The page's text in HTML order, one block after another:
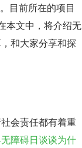
目前所在的项目
本文中，将介绍无
和大家分享和探
会责任都有着重
障碍日谈谈为什